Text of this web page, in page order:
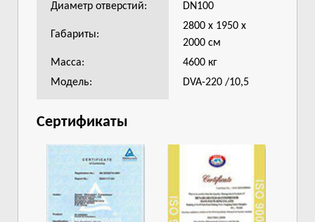
Диаметр отверстий:
DN100
Габариты:
2800 x 1950 x
2000 см
Масса:
4600 кг
Модель:
DVA-220 /10,5
Сертификаты